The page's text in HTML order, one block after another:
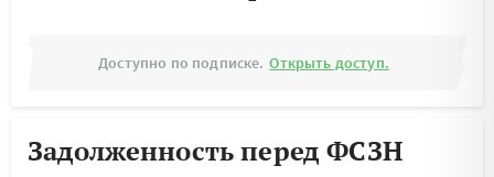
Доступно по подписке. Открыть доступ.
Задолженность перед ФСЗН